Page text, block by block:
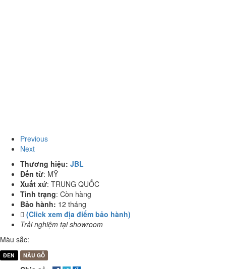
Previous
Next
Thương hiệu: JBL
Đến từ: MỸ
Xuất xứ: TRUNG QUỐC
Tình trạng: Còn hàng
Bảo hành: 12 tháng
(Click xem địa điểm bảo hành)
Trải nghiệm tại showroom
Màu sắc:
ĐEN NÂU GỖ